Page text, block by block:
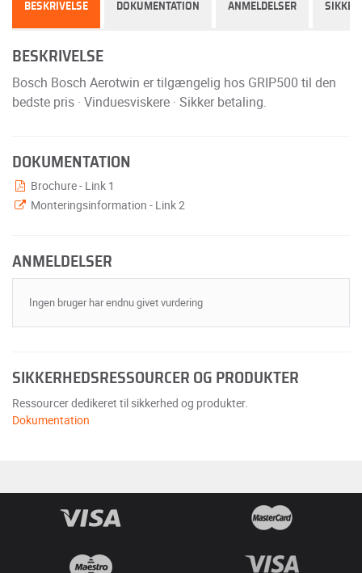
BESKRIVELSE DOKUMENTATION ANMELDELSER
BESKRIVELSE
Bosch Bosch Aerotwin er tilgængelig hos GRIP500 til den
bedste pris · Vinduesviskere · Sikker betaling.
DOKUMENTATION
Brochure - Link 1
Monteringsinformation - Link 2
ANMELDELSER
Ingen bruger har endnu givet vurdering
SIKKERHEDSRESSOURCER OG PRODUKTER
Ressourcer dedikeret til sikkerhed og produkter.
Dokumentation